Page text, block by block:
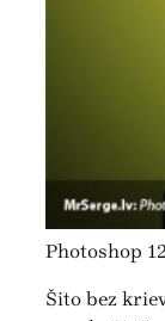
Photoshop
Šito bez